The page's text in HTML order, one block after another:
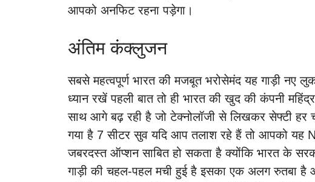
आपको अनफिट रहना पड़ेगा।
अंतिम कंक्लुजन
सबसे महत्वपूर्ण भारत की मजबूत भरोसेमंद यह गाड़ी नए
ध्यान रखें पहली बात तो ही भारत की खुद की कंपनी
साथ आगे बढ़ रही है जो टेक्नोलॉजी से लिखकर सेफ्टी हर
गया है 7 सीटर सुव यदि आप तलाश रहे हैं तो आपको यह
जबरदस्त ऑप्शन साबित हो सकता है क्योंकि भारत के
गाड़ी की चहल-पहल मची हुई है इसका एक अलग रुतबा है